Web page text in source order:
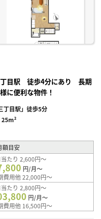
丁目駅 徒歩4分にあり 長期
に便利な物件！
丁目駅」徒歩5分
25m²
額目安
たり 2,600円～
円/月～
費用他 22,000円～
たり 2,800円～
円/月～
費用他 16,500円～